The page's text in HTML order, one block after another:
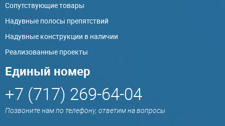
Сопутствующие товары
Надувные полосы препятствий
Надувные конструкции в наличии
Реализованные проекты
Единый номер
+7 (717) 269-64-04
Позвоните нам по телефону, ответим на вопросы